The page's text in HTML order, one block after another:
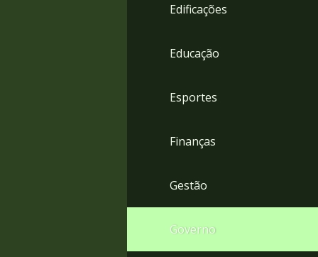
Edificações
Educação
Esportes
Finanças
Gestão
Governo